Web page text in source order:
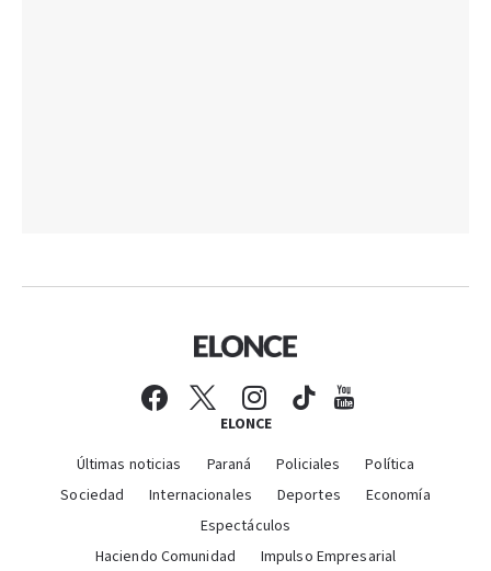
ELONCE
Últimas noticias Paraná Policiales
Política
Sociedad
Internacionales Deportes
Economía
Espectáculos
Haciendo Comunidad
Impulso Empresarial